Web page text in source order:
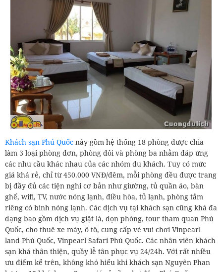
Khách sạn Phú Quốc này gồm hệ thống 18 phòng được chia
làm 3 loại phòng đơn, phòng đôi và phòng ba nhằm đáp ứng
các nhu cầu khác nhau của các nhóm du khách. Tuy có mức
giá khá rẻ, chỉ từ 450.000 VNĐ/đêm, mỗi phòng đều được trang
bị đầy đủ các tiện nghi cơ bản như giường, tủ quần áo, bàn
ghế, wifi, TV, nước nóng lạnh, điều hòa, tủ lạnh, phòng tắm
riêng có bình nóng lạnh. Các dịch vụ tại khách sạn cũng khá đa
dạng bao gồm dịch vụ giặt là, dọn phòng, tour tham quan Phú
Quốc, cho thuê xe máy, ô tô, cung cấp vé vui chơi Vinpearl
land Phú Quốc, Vinpearl Safari Phú Quốc. Các nhân viên khách
sạn khá thân thiện, quầy lễ tân phục vụ 24/24h. Với rất nhiều
ưu điểm kể trên, không khó hiểu khi khách sạn Nguyên Phan